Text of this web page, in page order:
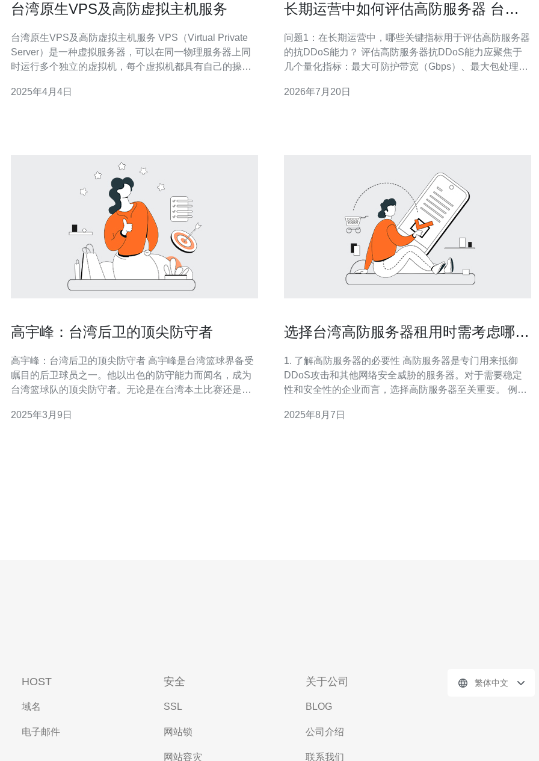
台湾原生VPS及高防虚拟主机服务
台湾原生VPS及高防虚拟主机服务 VPS（Virtual Private
Server）是一种虚拟服务器，可以在同一物理服务器上同
时运行多个独立的虚拟机，每个虚拟机都具有自己的操作
更灵活和可定制。 选择台湾原生VPS有以下几个优势： 地
2025年4月4日
长期运营中如何评估高防服务器 台湾
问题1：在长期运营中，哪些关键指标用于评估高防服务器
的抗DDoS能力？ 评估高防服务器抗DDoS能力应聚焦于
几个量化指标：最大可防护带宽（Gbps）、最大包处理能
持续攻击下的稳定性（连续承载负载时间）以及SLA承诺
2026年7月20日
高宇峰：台湾后卫的顶尖防守者
高宇峰：台湾后卫的顶尖防守者 高宇峰是台湾篮球界备受
瞩目的后卫球员之一。他以出色的防守能力而闻名，成为
台湾篮球队的顶尖防守者。无论是在台湾本土比赛还是国
赢得了众多球迷的赞赏。 高宇峰拥有卓越的身体素质和敏
2025年3月9日
选择台湾高防服务器租用时需考虑哪些
1. 了解高防服务器的必要性 高防服务器是专门用来抵御
DDoS攻击和其他网络安全威胁的服务器。对于需要稳定
性和安全性的企业而言，选择高防服务器至关重要。 例
业选择高防服务器的热门地点。 高防服务器一般配备有多
2025年8月7日
HOST
域名
电子邮件
安全
SSL
网站锁
网站容灾
关于公司
BLOG
公司介绍
联系我们
繁体中文